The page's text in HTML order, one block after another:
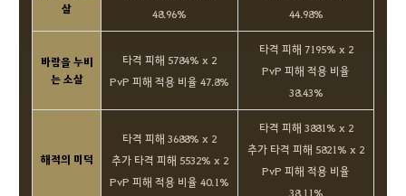
살
48.96%
44.98%
바람을 누비
는 소살
타격 피해 5784% x 2
PvP 피해 적용 비율 47.8%
타격 피해 7195% x 2
PvP 피해 적용 비율
38.43%
해적의 미덕
타격 피해 3688% x 2
추가 타격 피해 5532% x 2
PvP 피해 적용 비율 40.1%
타격 피해 3881% x 2
추가 타격 피해 5821% x 2
PvP 피해 적용 비율
38.11%